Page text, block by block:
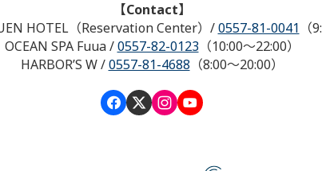
【Contact】
HOTEL（Reservation Center） / 0557-81-0041 （
OCEAN SPA Fuua/ 0557-82-0123（10:00～22:00）
HARBOR’S W/ 0557-81-4688 （8:00～20:00）